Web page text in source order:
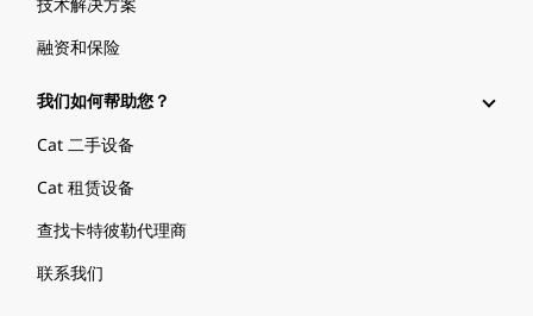
融资和保险
我们如何帮助您？
Cat 二手设备
Cat 租赁设备
查找卡特彼勒代理商
联系我们